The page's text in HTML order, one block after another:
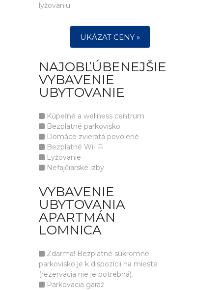
lyžovaniu.
UKÁZAT CENY »
NAJOBĽÚBENEJŠIE
VYBAVENIE
UBYTOVANIE
Kúpeľné a wellness centrum
Bezplatné parkovisko
Domáce zvieratá povolené
Bezplatné Wi- Fi
Lyžovanie
Nefajčiarske izby
VYBAVENIE
UBYTOVANIA
APARTMÁN
LOMNICA
Zdarma! Bezplatné súkromné
parkovisko je k dispozícii na mieste
(rezervácia nie je potrebná).
Parkovacia garáž